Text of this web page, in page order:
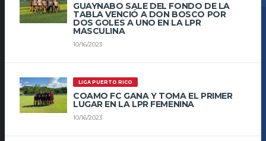
GUAYNABO SALE DEL FONDO DE LA
TABLA VENCIÓ A DON BOSCO POR
DOS GOLES A UNO EN LA LPR
MASCULINA
10/16/2023
LIGA PUERTO RICO
COAMO FC GANA Y TOMA EL PRIMER
LUGAR EN LA LPR FEMENINA
10/16/2023